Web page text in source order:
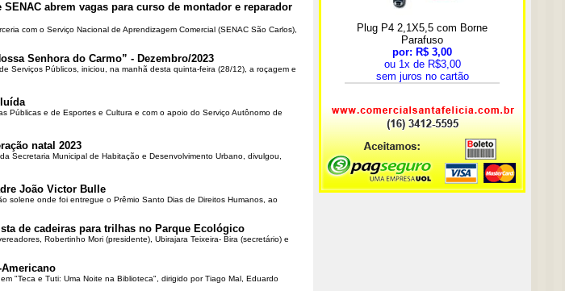
abrem vagas para curso de montador e reparador
com o Serviço Nacional de Aprendizagem Comercial (SENAC São Carlos),
Senhora do Carmo” - Dezembro/2023
Serviços Públicos, iniciou, na manhã desta quinta-feira (28/12), a roçagem e
Públicas e de Esportes e Cultura e com o apoio do Serviço Autônomo de
natal 2023
Secretaria Municipal de Habitação e Desenvolvimento Urbano, divulgou,
João Victor Bulle
solene onde foi entregue o Prêmio Santo Dias de Direitos Humanos, ao
de cadeiras para trilhas no Parque Ecológico
Robertinho Mori (presidente), Ubirajara Teixeira- Bira (secretário) e
"Teca e Tuti: Uma Noite na Biblioteca", dirigido por Tiago Mal, Eduardo